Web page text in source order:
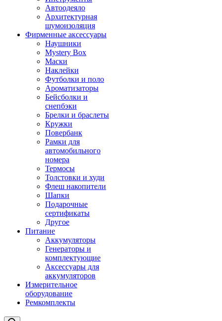
Автоодеяло
Архитектурная
шумоизоляция
Фирменные аксессуары
Наушники
Mystery Box
Маски
Наклейки
Футболки и поло
Ароматизаторы
Бейсболки и
снепбэки
Брелки и браслеты
Кружки
Повербанк
Рамки для
автомобильного
номера
Термосы
Толстовки и худи
Флеш накопители
Шапки
Подарочные
сертификаты
Другое
Питание
Аккумуляторы
Генераторы и
комплектующие
Аксессуары для
аккумуляторов
Измерительное
оборудование
Ремкомплекты